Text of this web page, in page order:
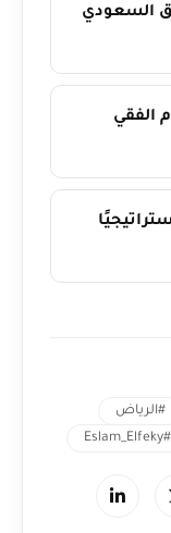
السعودي
الفقي
#الرياض
#Eslam_Elfeky